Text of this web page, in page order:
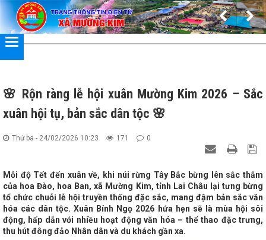
🌸 Rộn ràng lễ hội xuân Mường Kim 2026 – Sắc
xuân hội tụ, bản sắc dân tộc 🌸
Thứ ba - 24/02/2026 10:23 171 0
Mỗi độ Tết đến xuân về, khi núi rừng Tây Bắc bừng lên sắc thắm
của hoa Đào, hoa Ban, xã Mường Kim, tỉnh Lai Châu lại tưng bừng
tổ chức chuỗi lễ hội truyền thống đặc sắc, mang đậm bản sắc văn
hóa các dân tộc. Xuân Bính Ngọ 2026 hứa hẹn sẽ là mùa hội sôi
động, hấp dẫn với nhiều hoạt động văn hóa – thể thao đặc trưng,
thu hút đông đảo Nhân dân và du khách gần xa.
Đã kết nối EMC